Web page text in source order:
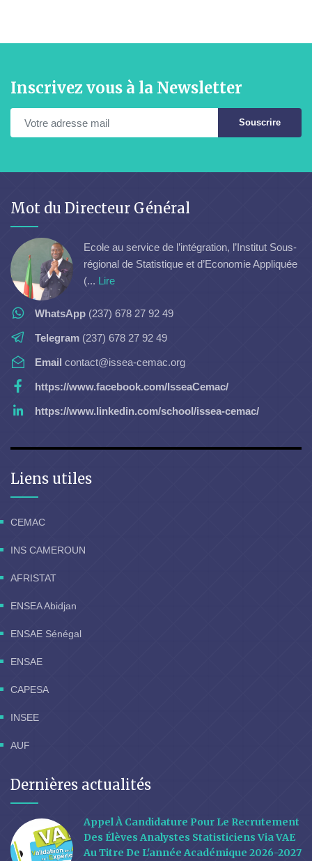
Inscrivez vous à la Newsletter
Souscrire
Mot du Directeur Général
Ecole au service de l’intégration, l’Institut Sous-
régional de Statistique et d’Economie Appliquée
(... Lire
WhatsApp (237) 678 27 92 49
Telegram (237) 678 27 92 49
Email contact@issea-cemac.org
https://www.facebook.com/IsseaCemac/
https://www.linkedin.com/school/issea-cemac/
Liens utiles
CEMAC
INS CAMEROUN
AFRISTAT
ENSEA Abidjan
ENSAE Sénégal
ENSAE
CAPESA
INSEE
AUF
Dernières actualités
Appel À Candidature Pour Le Recrutement
Des Élèves Analystes Statisticiens Via VAE
Au Titre De L'année Académique 2026-2027